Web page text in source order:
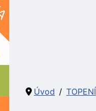
Úvod TOPENÍ